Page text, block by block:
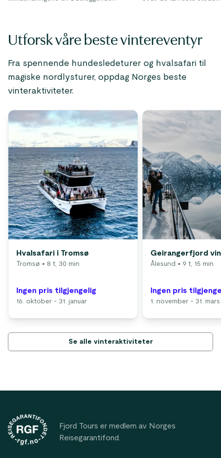
gjort, vil resultatene være ødeleggende
evnen til å bruke klær
oppvarmede strukturer
som blir tvunget til å
og begi seg gjennom
Utforsk våre beste vintereventyr
Fra spennende hundesledeturer og hvalsafari til
magiske nordlysturer, oppdag Norges beste
vinteraktiviteter.
Hvalsafari i Tromsø
Tromsø • 8 t, 30 min
Ingen pris tilgjengelig
16. oktober - 31. januar
Geirangerfjord
Ålesund • 9 t, 15 min
Ingen pris
1. november - 31. mars
Se alle vinteraktiviteter
Fjord Tours er medlem av Norges
Reisegarantifond.